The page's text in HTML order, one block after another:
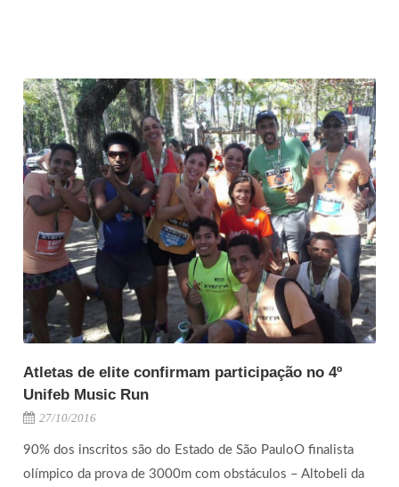
Atletas de elite confirmam participação no 4º
Unifeb Music Run
27/10/2016
90% dos inscritos são do Estado de São PauloO finalista
olímpico da prova de 3000m com obstáculos – Altobeli da